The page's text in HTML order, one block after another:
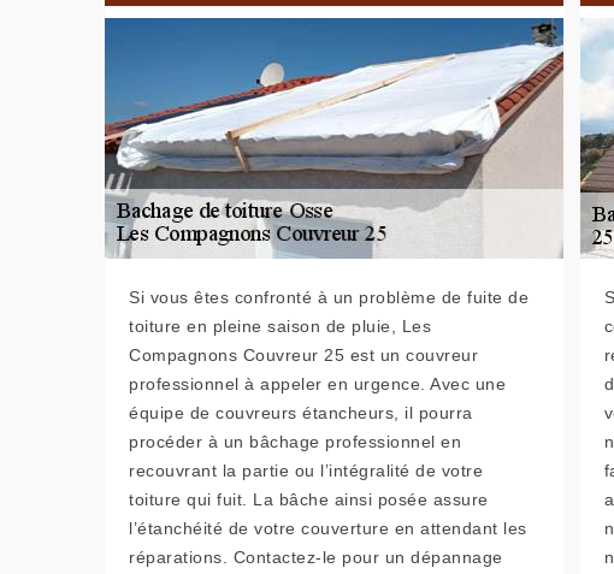
Si vous êtes confronté à un problème de fuite de
toiture en pleine saison de pluie, Les
Compagnons Couvreur 25 est un couvreur
professionnel à appeler en urgence. Avec une
équipe de couvreurs étancheurs, il pourra
procéder à un bâchage professionnel en
recouvrant la partie ou l’intégralité de votre
toiture qui fuit. La bâche ainsi posée assure
l’étanchéité de votre couverture en attendant les
réparations. Contactez-le pour un dépannage